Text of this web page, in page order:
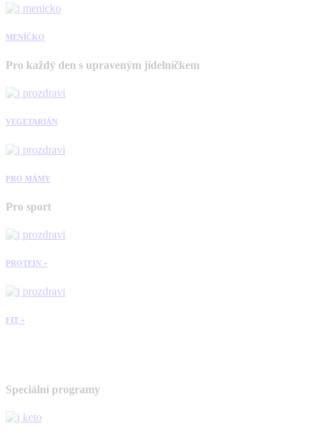
MENÍČKO
Pro každý den s upraveným jídelníčkem
VEGETARIÁN
PRO MÁMY
Pro sport
PROTEIN +
FIT +
Speciální programy